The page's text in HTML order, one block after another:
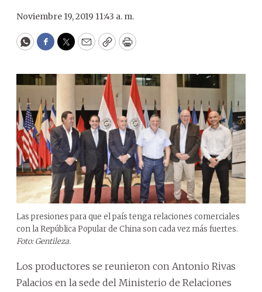
Noviembre 19, 2019 11:43 a. m.
WhatsApp
Facebook
Twitter
EmailCopyPrint
Las presiones para que el país tenga relaciones comerciales
con la República Popular de China son cada vez más fuertes.
Foto: Gentileza.
Los productores se reunieron con Antonio Rivas
Palacios en la sede del Ministerio de Relaciones